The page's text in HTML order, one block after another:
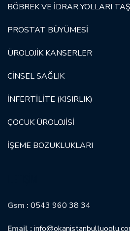
BÖBREK VE İDRAR YOLLARI
PROSTAT BÜYÜMESİ
ÜROLOJİK KANSERLER
CİNSEL SAĞLIK
İNFERTİLİTE (KISIRLIK)
ÇOCUK ÜROLOJİSİ
İŞEME BOZUKLUKLARI
Gsm : 0543 960 38 34
Email :